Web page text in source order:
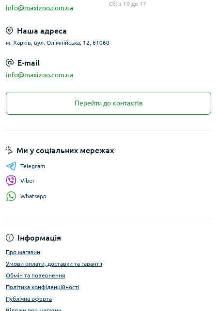
info@maxizoo.com.ua
Сб: з 10 до 17
Наша адреса
м. Харків, вул. Олімпійська, 12, 61060
E-mail
info@maxizoo.com.ua
Перейти до контактів
Інформація
Про магазин
Умови оплати, доставки та гарантії
Обмін та повернення
Політика конфіденційності
Публічна оферта
Ми у соціальних мережах
Telegram
Viber
Whatsapp